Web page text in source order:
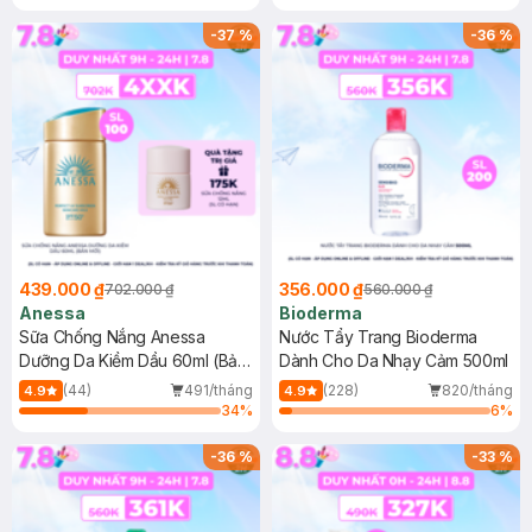
SPF 50+ 20ml (SL Có Hạn)
(SL có hạn)
-37%
439.000 ₫702.000 ₫
Anessa
Sữa Chống Nắng Anessa
Dưỡng Da Kiềm Dầu 60ml (Bản
Mới)
4.9 (44)
491/tháng
34%
-36%
356.000 ₫560.000 ₫
Bioderma
Nước Tẩy Trang Bioderma
Dành Cho Da Nhạy Cảm 500ml
4.9 (228)
820/tháng
6%
-36% -33%